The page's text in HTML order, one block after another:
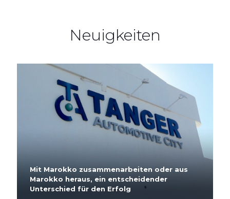
Neuigkeiten
Mit Marokko zusammenarbeiten oder aus
Marokko heraus, ein entscheidender
Unterschied für den Erfolg